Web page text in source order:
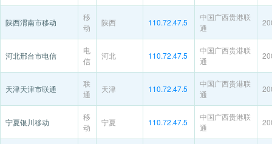
陕西渭南市移动
移
动
陕西 110.72.47.5
中国广西贵港联
通
河北邢台市电信
电
信
河北 110.72.47.5
中国广西贵港联
通
天津天津市联通
联
通
天津 110.72.47.5
中国广西贵港联
通
宁夏银川移动
移
动
宁夏 110.72.47.5
中国广西贵港联
通